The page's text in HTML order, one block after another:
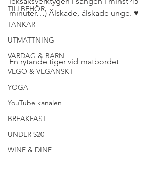
TILLBEHÖR
TANKAR
UTMATTNING
VARDAG & BARN
VEGO & VEGANSKT
YOGA
YouTube kanalen
BREAKFAST
UNDER $20
WINE & DINE
minuter…) Älskade, älskade unge. ♥
En rytande tiger vid matbordet